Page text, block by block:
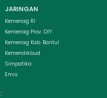
JARINGAN
Kemenag RI
Kemenag Prov. DIY
Kemenag Kab. Bantul
Kemendikbud
Simpatika
Emis
Menu